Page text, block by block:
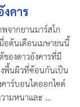
คาร
จากยานมาร์สโก
อต้นเดือนเมษายนนี้
องดาวอังคารที่มี
พื้นผิวที่ซ้อนกันเป็น
าร์บอนไดออกไซด์
ามหนาและ ...